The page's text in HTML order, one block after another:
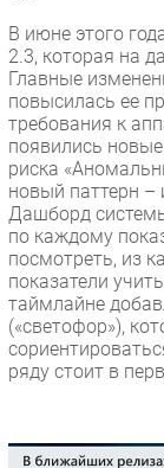
В июне этого
2.3, которая на
Главные
повысилась ее
требования к
появились
риска
новый паттерн –
Дашборд
по каждому
посмотреть, из
показатели
таймлайне
(«светофор»),
ряду стоит в